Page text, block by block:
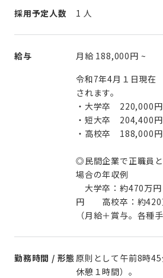
採用予定人数 1 人
給与 月給 188,000円 ~
令和7年4月１日現
されます。
・大学卒 220,000円
・短大卒 204,400円
・高校卒 188,000円
◎民間企業で正職員
場合の年収例
大学卒：約470万
円 高校卒：約420
勤務時間 / 形態 原則として午前8時
休憩１時間）。